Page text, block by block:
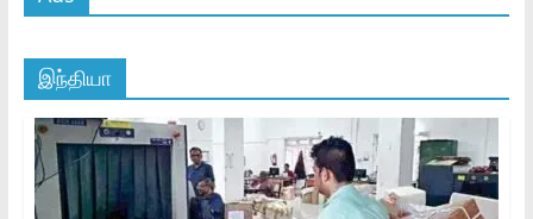
இந்தியா